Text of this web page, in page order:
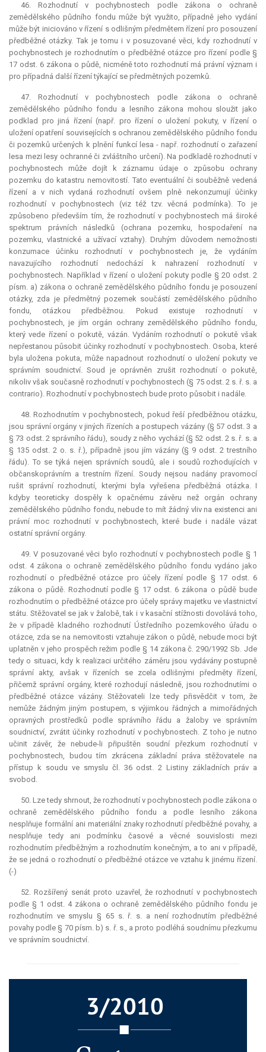
46. Rozhodnutí v pochybnostech podle zákona o ochraně
zemědělského půdního fondu může být využito, případně jeho vydání
může být iniciováno v řízení s odlišným předmětem řízení pro posouzení
předběžné otázky. Tak je tomu i v posuzované věci, kdy rozhodnutí v
pochybnostech je rozhodnutím o předběžné otázce pro řízení podle §
17 odst. 6 zákona o půdě, nicméně toto rozhodnutí má právní význam i
pro případná další řízení týkající se předmětných pozemků.
47. Rozhodnutí v pochybnostech podle zákona o ochraně
zemědělského půdního fondu a lesního zákona mohou sloužit jako
podklad pro jiná řízení (např. pro řízení o uložení pokuty, v řízení o
uložení opatření souvisejících s ochranou zemědělského půdního fondu
či pozemků určených k plnění funkcí lesa - např. rozhodnutí o zařazení
lesa mezi lesy ochranné či zvláštního určení). Na podkladě rozhodnutí v
pochybnostech může dojít k záznamu údaje o způsobu ochrany
pozemku do katastru nemovitostí. Tato eventuální či souběžně vedená
řízení a v nich vydaná rozhodnutí ovšem plně nekonzumují účinky
rozhodnutí v pochybnostech (viz též tzv. věcná podmínka). To je
způsobeno především tím, že rozhodnutí v pochybnostech má široké
spektrum právních následků (ochrana pozemku, hospodaření na
pozemku, vlastnické a užívací vztahy). Druhým důvodem nemožnosti
konzumace účinku rozhodnutí v pochybnostech je, že vydáním
navazujícího rozhodnutí nedochází k nahrazení rozhodnutí v
pochybnostech. Například v řízení o uložení pokuty podle § 20 odst. 2
písm. a) zákona o ochraně zemědělského půdního fondu je posouzení
otázky, zda je předmětný pozemek součástí zemědělského půdního
fondu, otázkou předběžnou. Pokud existuje rozhodnutí v
pochybnostech, je jím orgán ochrany zemědělského půdního fondu,
který vede řízení o pokutě, vázán. Vydáním rozhodnutí o pokutě však
nepřestanou působit účinky rozhodnutí v pochybnostech. Osoba, které
byla uložena pokuta, může napadnout rozhodnutí o uložení pokuty ve
správním soudnictví. Soud je oprávněn zrušit rozhodnutí o pokutě,
nikoliv však současně rozhodnutí v pochybnostech (§ 75 odst. 2 s. ř. s. a
contrario). Rozhodnutí v pochybnostech bude proto působit i nadále.
48. Rozhodnutím v pochybnostech, pokud řeší předběžnou otázku,
jsou správní orgány v jiných řízeních a postupech vázány (§ 57 odst. 3 a
§ 73 odst. 2 správního řádu), soudy z něho vychází (§ 52 odst. 2 s. ř. s. a
§ 135 odst. 2 o. s. ř.), případně jsou jím vázány (§ 9 odst. 2 trestního
řádu). To se týká nejen správních soudů, ale i soudů rozhodujících v
občanskoprávním a trestním řízení. Soudy nejsou nadány pravomocí
rušit správní rozhodnutí, kterými byla vyřešena předběžná otázka. I
kdyby teoreticky dospěly k opačnému závěru než orgán ochrany
zemědělského půdního fondu, nebude to mít žádný vliv na existenci ani
právní moc rozhodnutí v pochybnostech, které bude i nadále vázat
ostatní správní orgány.
49. V posuzované věci bylo rozhodnutí v pochybnostech podle § 1
odst. 4 zákona o ochraně zemědělského půdního fondu vydáno jako
rozhodnutí o předběžné otázce pro účely řízení podle § 17 odst. 6
zákona o půdě. Rozhodnutí podle § 17 odst. 6 zákona o půdě bude
rozhodnutím o předběžné otázce pro účely správy majetku ve vlastnictví
státu. Stěžovatel se jak v žalobě, tak i v kasační stížnosti dovolává toho,
že v případě kladného rozhodnutí Ústředního pozemkového úřadu o
otázce, zda se na nemovitosti vztahuje zákon o půdě, nebude moci být
uplatněn v jeho prospěch režim podle § 14 zákona č. 290/1992 Sb. Jde
tedy o situaci, kdy k realizaci určitého záměru jsou vydávány postupně
správní akty, avšak v řízeních se zcela odlišnými předměty řízení,
přičemž správní orgány, které rozhodují následně, jsou rozhodnutími o
předběžné otázce vázány. Stěžovateli lze tedy přisvědčit v tom, že
nemůže žádným jiným postupem, s výjimkou řádných a mimořádných
opravných prostředků podle správního řádu a žaloby ve správním
soudnictví, zvrátit účinky rozhodnutí v pochybnostech. Z toho je nutno
učinit závěr, že nebude-li připuštěn soudní přezkum rozhodnutí v
pochybnostech, budou tím zkrácena základní práva stěžovatele na
přístup k soudu ve smyslu čl. 36 odst. 2 Listiny základních práv a
svobod.
50. Lze tedy shrnout, že rozhodnutí v pochybnostech podle zákona o
ochraně zemědělského půdního fondu a podle lesního zákona
nesplňuje formální ani materiální znaky rozhodnutí předběžné povahy, a
nesplňuje tedy ani podmínku časové a věcné souvislosti mezi
rozhodnutím předběžným a rozhodnutím konečným, a to ani v případě,
že se jedná o rozhodnutí o předběžné otázce ve vztahu k jinému řízení.
(-)
52. Rozšířený senát proto uzavřel, že rozhodnutí v pochybnostech
podle § 1 odst. 4 zákona o ochraně zemědělského půdního fondu je
rozhodnutím ve smyslu § 65 s. ř. s. a není rozhodnutím předběžné
povahy podle § 70 písm. b) s. ř. s., a proto podléhá soudnímu přezkumu
ve správním soudnictví.